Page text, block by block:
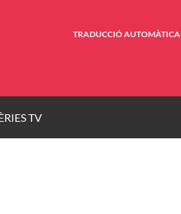
TRADUCCIÓ AUTOMÀTICA
TV